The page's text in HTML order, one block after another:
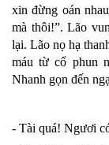
xin đừng oán
mà thôi!”. Lão
lại. Lão nọ hạ
máu từ cổ phun
Nhanh gọn đến
- Tài quá! Ngươi